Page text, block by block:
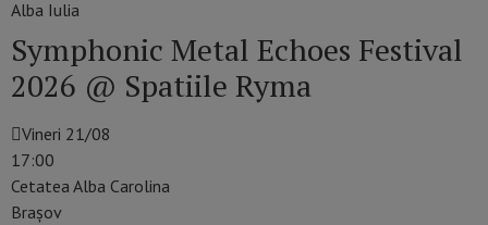
Alba Iulia
Symphonic Metal Echoes Festival
2026 @ Spatiile Ryma
Vineri 21/08
17:00
Cetatea Alba Carolina
Braşov